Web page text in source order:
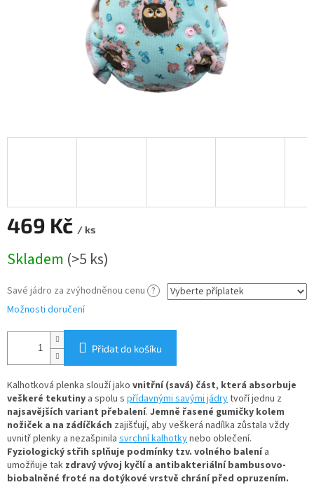
469 Kč / ks
cena:
Skladem (>5 ks)
Savé jádro za zvýhodněnou cenu ?
Možnosti doručení
Přidat do košíku
Kalhotková plenka slouží jako vnitřní (savá) část, která absorbuje
veškeré tekutiny a spolu s přídavnými savými jádrytvoří jednu z
najsavějších variant přebalení. Jemně řasené gumičky kolem
nožiček a na zádíčkách zajišťují, aby veškerá nadílka zůstala vždy
uvnitř plenky a nezašpinila svrchní kalhotkynebo oblečení.
Fyziologický střih splňuje podmínky tzv. volného balenía
umožňuje tak zdravý vývoj kyčlí a antibakteriální bambusovo-
biobalněné froté na dotýkové vrstvě chrání před opruzením.